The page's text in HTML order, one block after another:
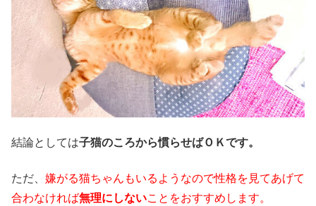
結論としては子猫のころから慣らせばＯＫです。
ただ、 嫌がる猫ちゃんもいるようなので性格を見てあげて
合わなければ無理にしないことをおすすめします。